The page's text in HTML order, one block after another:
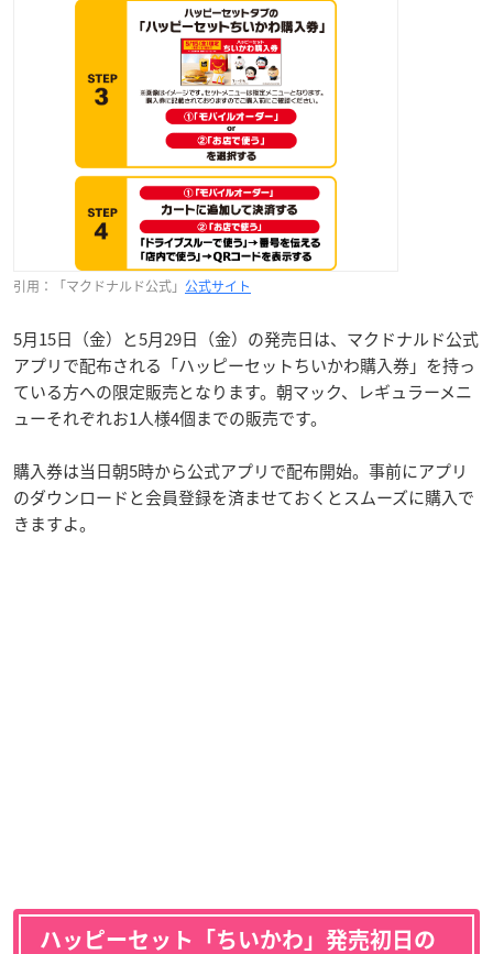
引用：「マクドナルド公式」 公式サイト
5月15日（金）と5月29日（金）の発売日は、マクドナルド公式
アプリで配布される「ハッピーセットちいかわ購入券」を持っ
ている方への限定販売となります。朝マック、レギュラーメニ
ューそれぞれお1人様4個までの販売です。
購入券は当日朝5時から公式アプリで配布開始。事前にアプリ
のダウンロードと会員登録を済ませておくとスムーズに購入で
きますよ。
ハッピーセット「ちいかわ」発売初日の